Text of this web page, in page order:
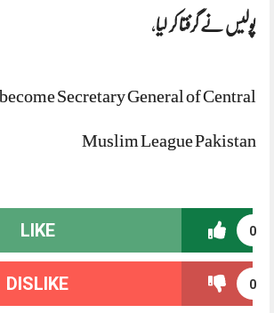
پولیس نے گرفتا کر لیا،
Secretary General of Central
Muslim League Pakistan
0
LIKE
0
DISLIKE